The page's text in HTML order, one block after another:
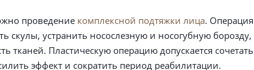
проведение комплексной подтяжки лица. Операция
скулы, устранить носослезную и носогубную борозду,
тканей. Пластическую операцию допускается сочетать
эффект и сократить период реабилитации.